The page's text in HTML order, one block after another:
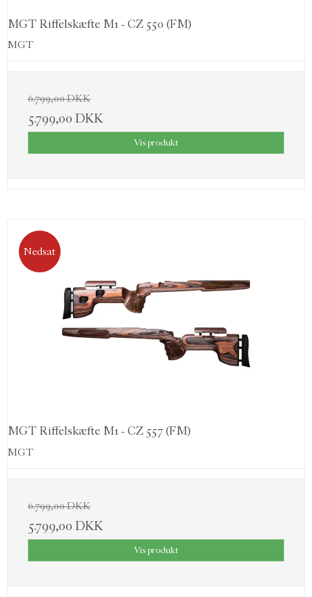
MGT Riffelskæfte M1 - CZ 550 (FM)
MGT
6.799,00 DKK
5.799,00 DKK
Vis produkt
Nedsat
MGT Riffelskæfte M1 - CZ 557 (FM)
MGT
6.799,00 DKK
5.799,00 DKK
Vis produkt